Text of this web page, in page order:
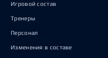
Игровой состав
Тренеры
Персонал
Изменения в составе